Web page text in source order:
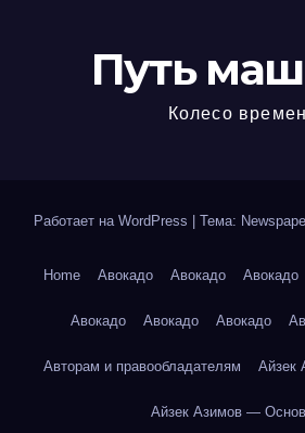
Путь
Колесо
Работает на WordPress Тема:
Home Авокадо Авокадо Авокадо
Авокадо Авокадо Авокадо
Авторам и правообладателям Айзек
Айзек Азимов —